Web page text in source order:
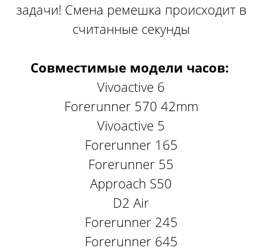
задачи! Смена ремешка происходит в
считанные секунды
Совместимые модели часов:
Vivoactive 6
Forerunner 570 42mm
Vivoactive 5
Forerunner 165
Forerunner 55
Approach S50
D2 Air
Forerunner 245
Forerunner 645